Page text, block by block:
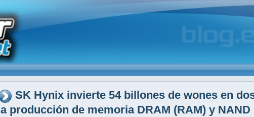
SK Hynix invierte 54 billones de wones en
la producción de memoria DRAM (RAM) y NAND